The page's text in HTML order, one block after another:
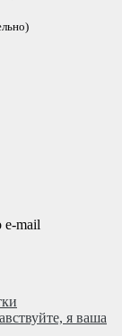
e-mail
я ваша